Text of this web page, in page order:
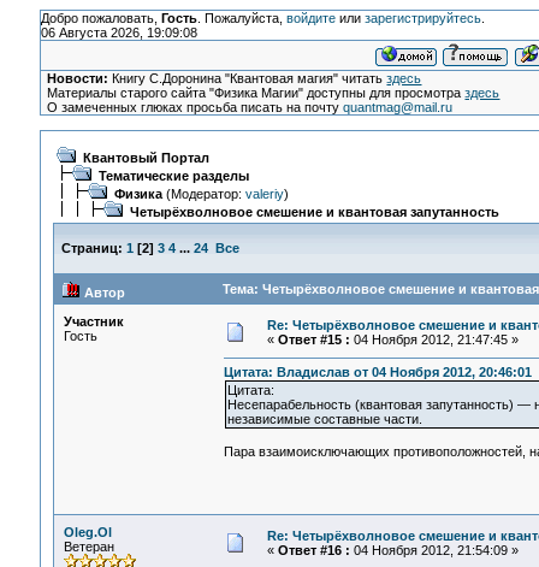
Добро пожаловать, Гость. Пожалуйста, войдитеили зарегистрируйтесь.
06 Августа 2026, 19:09:08
Новости: Книгу С.Доронина "Квантовая магия" читатьздесь
Материалы старого сайта "Физика Магии" доступны для просмотраздесь
О замеченных глюках просьба писать на почтуquantmag@mail.ru
Квантовый Портал
Тематические разделы
Физика(Модератор: valeriy)
Четырёхволновое смешение и квантовая запутанность
Страниц: 1 [2] 3 4 ... 24 Все
Автор Тема: Четырёхволновое смешение и
Участник
Гость
Re: Четырёхволновое смешение и
« Ответ #15 : 04 Ноября 2012, 21:47:45 »
Цитата: Владислав от 04 Ноября 2012, 20:46:01
Цитата:
Несепарабельность (квантовая запутанность)
независимые составные части.
Пара взаимоисключающих противоположностей,
Oleg.Ol
Ветеран
Re: Четырёхволновое смешение и
« Ответ #16 : 04 Ноября 2012, 21:54:09 »